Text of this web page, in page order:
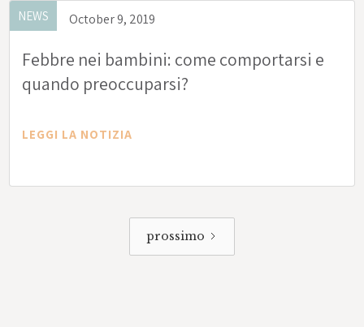
NEWS October 9, 2019
Febbre nei bambini: come comportarsi e
quando preoccuparsi?
LEGGI LA NOTIZIA
prossimo